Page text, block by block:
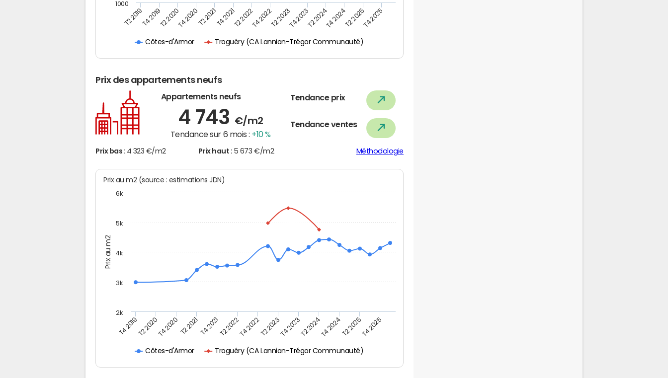
Côtes-d'Armor Troguéry (CA Lannion-Trégor Communauté)
T2 2019T4 2019T2 2020T4 2020T2 2021T4 2021T2 2022T4 2022T2 2023T4 2023T2 2024T4 2024T2 2025T4 2025
1000
Prix des appartements neufs
Appartements neufs
4 743 €/m2
Tendance sur 6 mois : +10 %
Tendance prix
Tendance ventes
Prix bas : 4 323 €/m2 Prix haut : 5 673 €/m2 Méthodologie
Prix au m2
Prix au m2 (source : estimations JDN)
Côtes-d'Armor Troguéry (CA Lannion-Trégor Communauté)
T4 2019T2 2020T4 2020T2 2021T4 2021T2 2022T4 2022T2 2023T4 2023T2 2024T4 2024T2 2025T4 2025
3k
4k
5k
6k
2k